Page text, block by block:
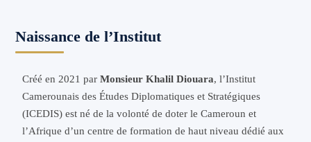
Naissance de l’Institut
Créé en 2021 parMonsieur Khalil Diouara, l’Institut
Camerounais des Études Diplomatiques et Stratégiques
(ICEDIS) est né de la volonté de doter le Cameroun et
l’Afrique d’un centre de formation de haut niveau dédié aux